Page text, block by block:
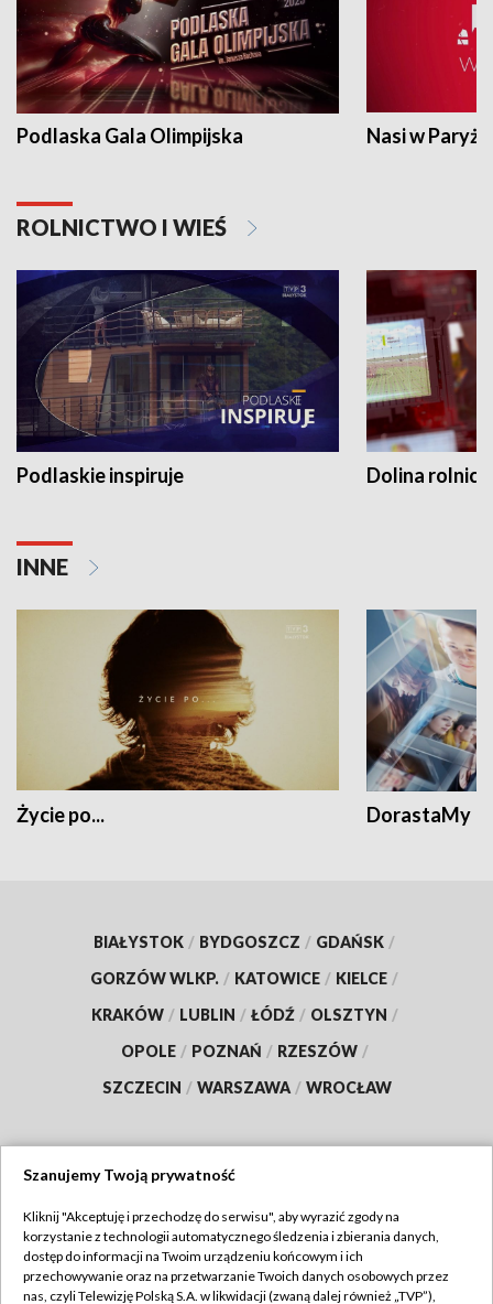
Podlaska Gala Olimpijska Nasi w Paryżu
ROLNICTWO I WIEŚ
Podlaskie inspiruje Dolina
INNE
Życie po... DorastaMy
BIAŁYSTOK / BYDGOSZCZ / GDAŃSK /
GORZÓW WLKP. / KATOWICE / KIELCE /
KRAKÓW / LUBLIN / ŁÓDŹ / OLSZTYN /
OPOLE / POZNAŃ / RZESZÓW /
SZCZECIN / WARSZAWA / WROCŁAW
TVP
Abonament TVP
Regulamin TVP
Szanujemy Twoją prywatność
Kliknij "Akceptuję i przechodzę do serwisu", aby wyrazić zgody na
korzystanie z technologii automatycznego śledzenia i zbierania danych,
dostęp do informacji na Twoim urządzeniu końcowym i ich
przechowywanie oraz na przetwarzanie Twoich danych osobowych przez
nas, czyli Telewizję Polską S.A. w likwidacji (zwaną dalej również „TVP”),